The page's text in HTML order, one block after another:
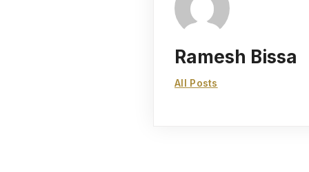
Ramesh Bissa
All Posts